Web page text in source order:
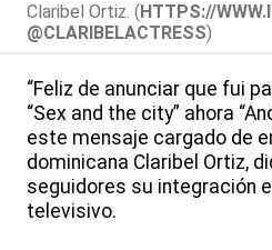
Claribel Ortiz. (HTTPS://
@CLARIBELACTRESS)
“Feliz de anunciar que fui
“Sex and the city” ahora
este mensaje cargado de
dominicana Claribel Ortiz,
seguidores su integración
televisivo.